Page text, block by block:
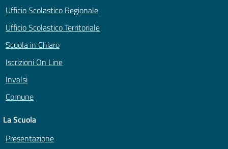
Ufficio Scolastico Regionale
Ufficio Scolastico Territoriale
Scuola in Chiaro
Iscrizioni On Line
Invalsi
Comune
La Scuola
Presentazione